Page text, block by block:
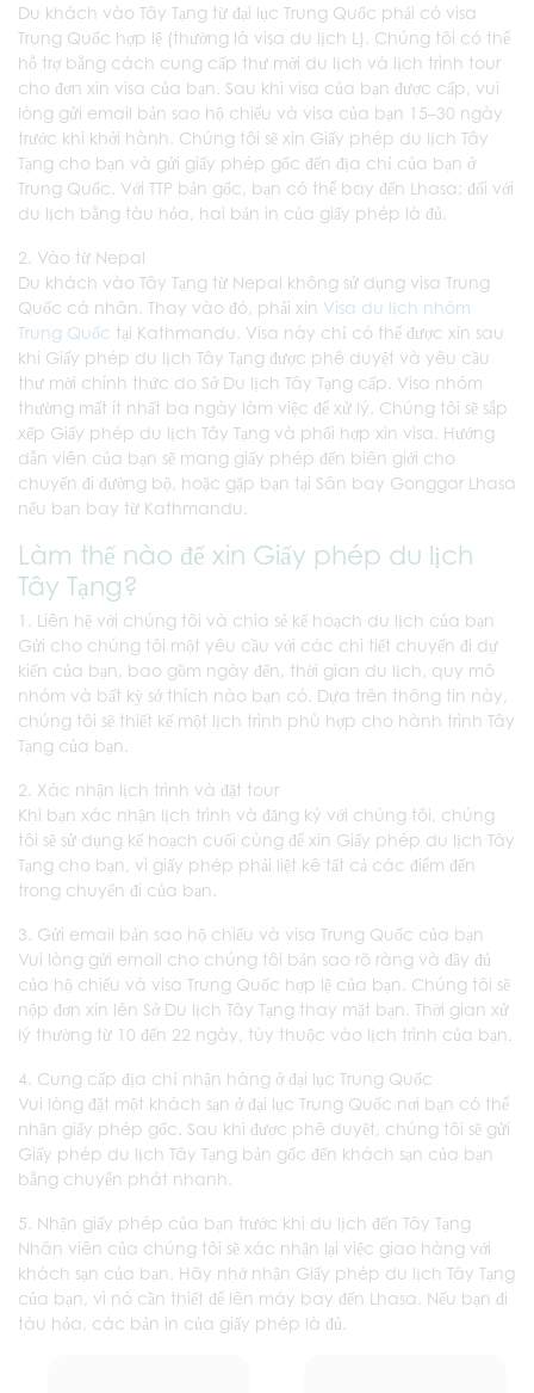
Du khách vào Tây Tạng từ đại lục Trung Quốc phải có visa
Trung Quốc hợp lệ (thường là visa du lịch L). Chúng tôi có thể
hỗ trợ bằng cách cung cấp thư mời du lịch và lịch trình tour
cho đơn xin visa của bạn. Sau khi visa của bạn được cấp, vui
lòng gửi email bản sao hộ chiếu và visa của bạn 15–30 ngày
trước khi khởi hành. Chúng tôi sẽ xin Giấy phép du lịch Tây
Tạng cho bạn và gửi giấy phép gốc đến địa chỉ của bạn ở
Trung Quốc. Với TTP bản gốc, bạn có thể bay đến Lhasa; đối với
du lịch bằng tàu hỏa, hai bản in của giấy phép là đủ.
2. Vào từ Nepal
Du khách vào Tây Tạng từ Nepal không sử dụng visa Trung
Quốc cá nhân. Thay vào đó, phải xin Visa du lịch nhóm
Trung Quốc tại Kathmandu. Visa này chỉ có thể được xin sau
khi Giấy phép du lịch Tây Tạng được phê duyệt và yêu cầu
thư mời chính thức do Sở Du lịch Tây Tạng cấp. Visa nhóm
thường mất ít nhất ba ngày làm việc để xử lý. Chúng tôi sẽ sắp
xếp Giấy phép du lịch Tây Tạng và phối hợp xin visa. Hướng
dẫn viên của bạn sẽ mang giấy phép đến biên giới cho
chuyến đi đường bộ, hoặc gặp bạn tại Sân bay Gonggar Lhasa
nếu bạn bay từ Kathmandu.
Làm thế nào để xin Giấy phép du lịch
Tây Tạng?
1. Liên hệ với chúng tôi và chia sẻ kế hoạch du lịch của bạn
Gửi cho chúng tôi một yêu cầu với các chi tiết chuyến đi dự
kiến của bạn, bao gồm ngày đến, thời gian du lịch, quy mô
nhóm và bất kỳ sở thích nào bạn có. Dựa trên thông tin này,
chúng tôi sẽ thiết kế một lịch trình phù hợp cho hành trình Tây
Tạng của bạn.
2. Xác nhận lịch trình và đặt tour
Khi bạn xác nhận lịch trình và đăng ký với chúng tôi, chúng
tôi sẽ sử dụng kế hoạch cuối cùng để xin Giấy phép du lịch Tây
Tạng cho bạn, vì giấy phép phải liệt kê tất cả các điểm đến
trong chuyến đi của bạn.
3. Gửi email bản sao hộ chiếu và visa Trung Quốc của bạn
Vui lòng gửi email cho chúng tôi bản sao rõ ràng và đầy đủ
của hộ chiếu và visa Trung Quốc hợp lệ của bạn. Chúng tôi sẽ
nộp đơn xin lên Sở Du lịch Tây Tạng thay mặt bạn. Thời gian xử
lý thường từ 10 đến 22 ngày, tùy thuộc vào lịch trình của bạn.
4. Cung cấp địa chỉ nhận hàng ở đại lục Trung Quốc
Vui lòng đặt một khách sạn ở đại lục Trung Quốc nơi bạn có thể
nhận giấy phép gốc. Sau khi được phê duyệt, chúng tôi sẽ gửi
Giấy phép du lịch Tây Tạng bản gốc đến khách sạn của bạn
bằng chuyển phát nhanh.
5. Nhận giấy phép của bạn trước khi du lịch đến Tây Tạng
Nhân viên của chúng tôi sẽ xác nhận lại việc giao hàng với
khách sạn của bạn. Hãy nhớ nhận Giấy phép du lịch Tây Tạng
của bạn, vì nó cần thiết để lên máy bay đến Lhasa. Nếu bạn đi
tàu hỏa, các bản in của giấy phép là đủ.